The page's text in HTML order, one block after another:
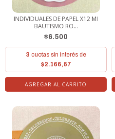
INDIVIDUALES DE PAPEL X12 MI
BAUTISMO RO...
$6.500
3 cuotas sin interés de
$2.166,67